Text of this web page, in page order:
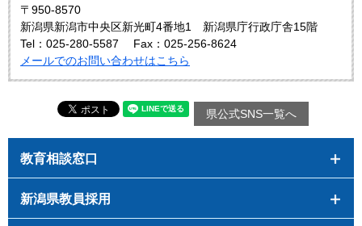
〒950-8570
新潟県新潟市中央区新光町4番地1 新潟県庁行政庁舎15階
Tel：025-280-5587
Fax：025-256-8624
メールでのお問い合わせはこちら
県公式SNS一覧へ
教育相談窓口
新潟県教員採用